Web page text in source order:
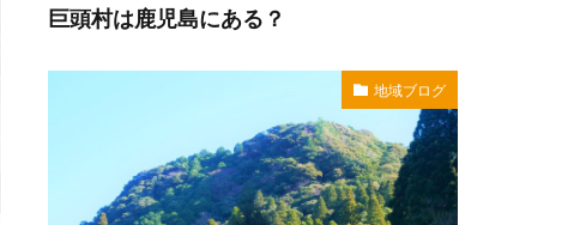
巨頭村は鹿児島にある？
地域ブログ